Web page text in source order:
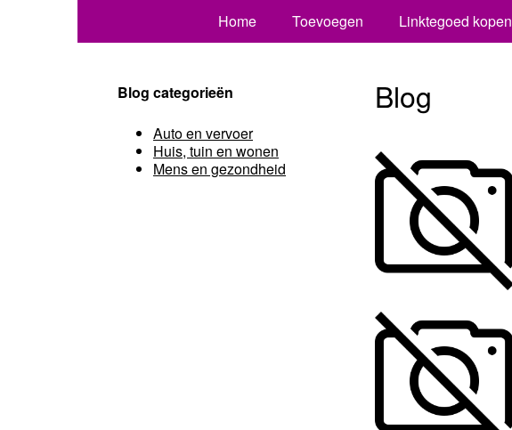
Home Toevoegen Linktegoed kopen
Blog
Blog categorieën
Auto en vervoer
Huis, tuin en wonen
Mens en gezondheid